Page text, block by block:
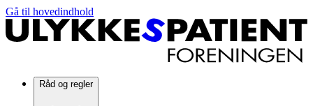
Gå til hovedindhold
Råd og regler